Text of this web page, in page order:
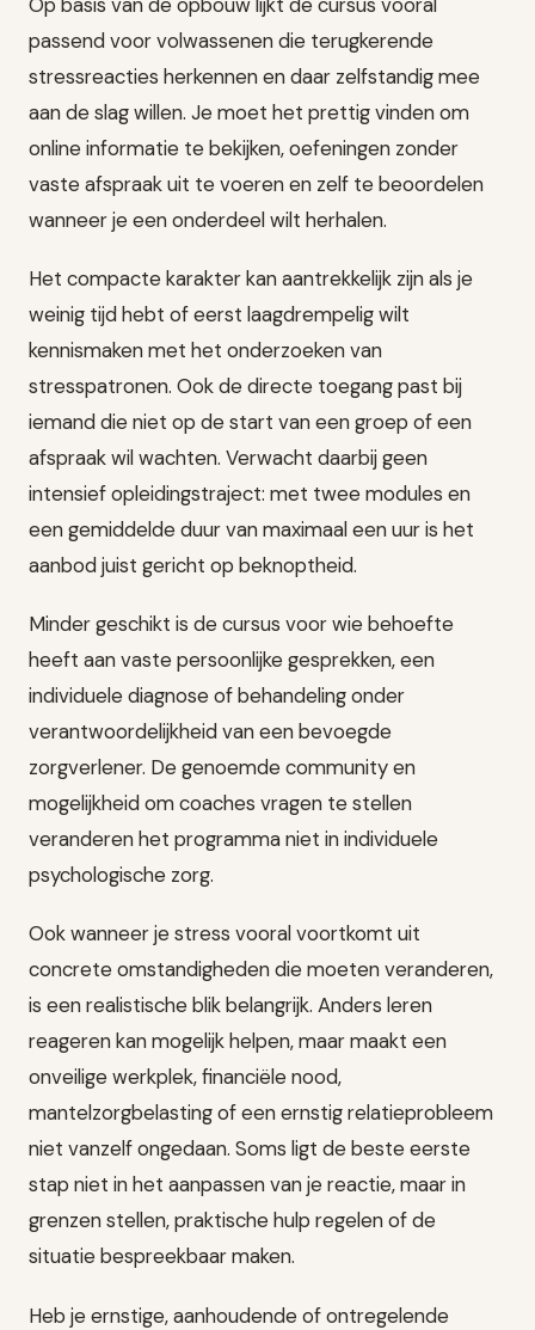
passend voor volwassenen die terugkerende
stressreacties herkennen en daar zelfstandig mee
aan de slag willen. Je moet het prettig vinden om
online informatie te bekijken, oefeningen zonder
vaste afspraak uit te voeren en zelf te beoordelen
wanneer je een onderdeel wilt herhalen.
Het compacte karakter kan aantrekkelijk zijn als je
weinig tijd hebt of eerst laagdrempelig wilt
kennismaken met het onderzoeken van
stresspatronen. Ook de directe toegang past bij
iemand die niet op de start van een groep of een
afspraak wil wachten. Verwacht daarbij geen
intensief opleidingstraject: met twee modules en
een gemiddelde duur van maximaal een uur is het
aanbod juist gericht op beknoptheid.
Minder geschikt is de cursus voor wie behoefte
heeft aan vaste persoonlijke gesprekken, een
individuele diagnose of behandeling onder
verantwoordelijkheid van een bevoegde
zorgverlener. De genoemde community en
mogelijkheid om coaches vragen te stellen
veranderen het programma niet in individuele
psychologische zorg.
Ook wanneer je stress vooral voortkomt uit
concrete omstandigheden die moeten veranderen,
is een realistische blik belangrijk. Anders leren
reageren kan mogelijk helpen, maar maakt een
onveilige werkplek, financiële nood,
mantelzorgbelasting of een ernstig relatieprobleem
niet vanzelf ongedaan. Soms ligt de beste eerste
stap niet in het aanpassen van je reactie, maar in
grenzen stellen, praktische hulp regelen of de
situatie bespreekbaar maken.
Heb je ernstige, aanhoudende of ontregelende